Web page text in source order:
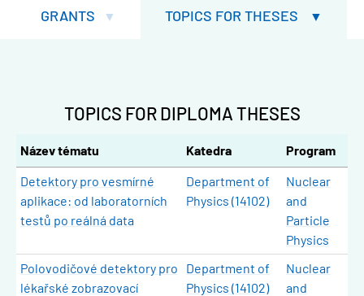
GRANTS TOPICS FOR THESES
TOPICS FOR DIPLOMA THESES
Název tématu Katedra
Program
Detektory pro vesmírné
aplikace: od laboratorních
testů po reálná data
Department of
Physics (14102)
Nuclear
and
Particle
Physics
Polovodičové detektory pro
lékařské zobrazovací
Department of
Physics (14102)
Nuclear
and